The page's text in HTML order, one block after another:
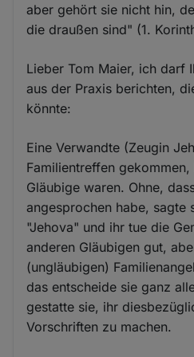
aber gehört sie nicht hin,
die draußen sind" (1.
Lieber Tom Maier, ich darf
aus der Praxis berichten,
könnte:
Eine Verwandte (Zeugin
Familientreffen
Gläubige waren. Ohne,
angesprochen habe, sagte
"Jehova" und ihr tue die
anderen Gläubigen gut,
(ungläubigen)
das entscheide sie ganz
gestatte sie, ihr
Vorschriften zu machen.